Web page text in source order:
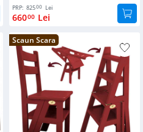
PRP: 82500 Lei
66000 Lei
Scaun Scara